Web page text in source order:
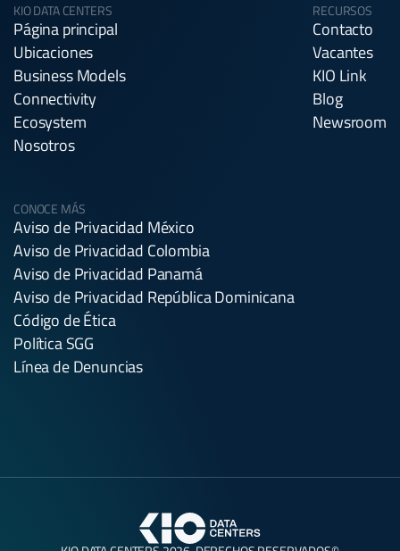
KIO DATA CENTERS
Página principal
Ubicaciones
Business Models
Connectivity
Ecosystem
Nosotros
RECURSOS
Contacto
Vacantes
KIO Link
Blog
Newsroom
CONOCE MÁS
Aviso de Privacidad México
Aviso de Privacidad Colombia
Aviso de Privacidad Panamá
Aviso de Privacidad República Dominicana
Código de Ética
Política SGG
Línea de Denuncias